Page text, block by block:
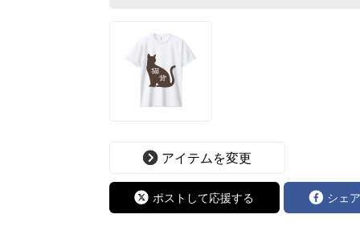
アイテムを変更
ポストして応援する シェ